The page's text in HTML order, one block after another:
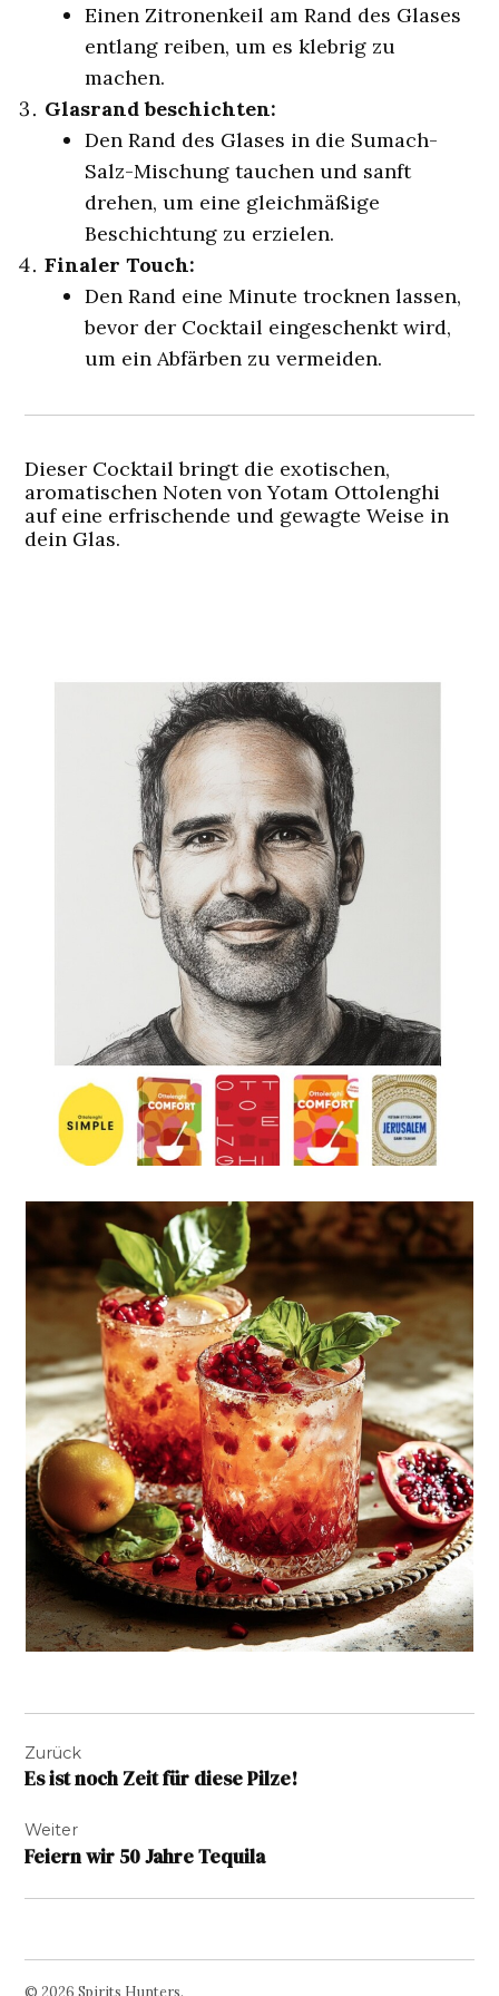
Einen Zitronenkeil am Rand des Glases
entlang reiben, um es klebrig zu
machen.
Glasrand beschichten:
Den Rand des Glases in die Sumach-
Salz-Mischung tauchen und sanft
drehen, um eine gleichmäßige
Beschichtung zu erzielen.
Finaler Touch:
Den Rand eine Minute trocknen lassen,
bevor der Cocktail eingeschenkt wird,
um ein Abfärben zu vermeiden.
Dieser Cocktail bringt die exotischen,
aromatischen Noten von Yotam Ottolenghi
auf eine erfrischende und gewagte Weise in
dein Glas.
Zurück
Es ist noch Zeit für diese Pilze!
Weiter
Feiern wir 50 Jahre Tequila
© 2026 Spirits Hunters.